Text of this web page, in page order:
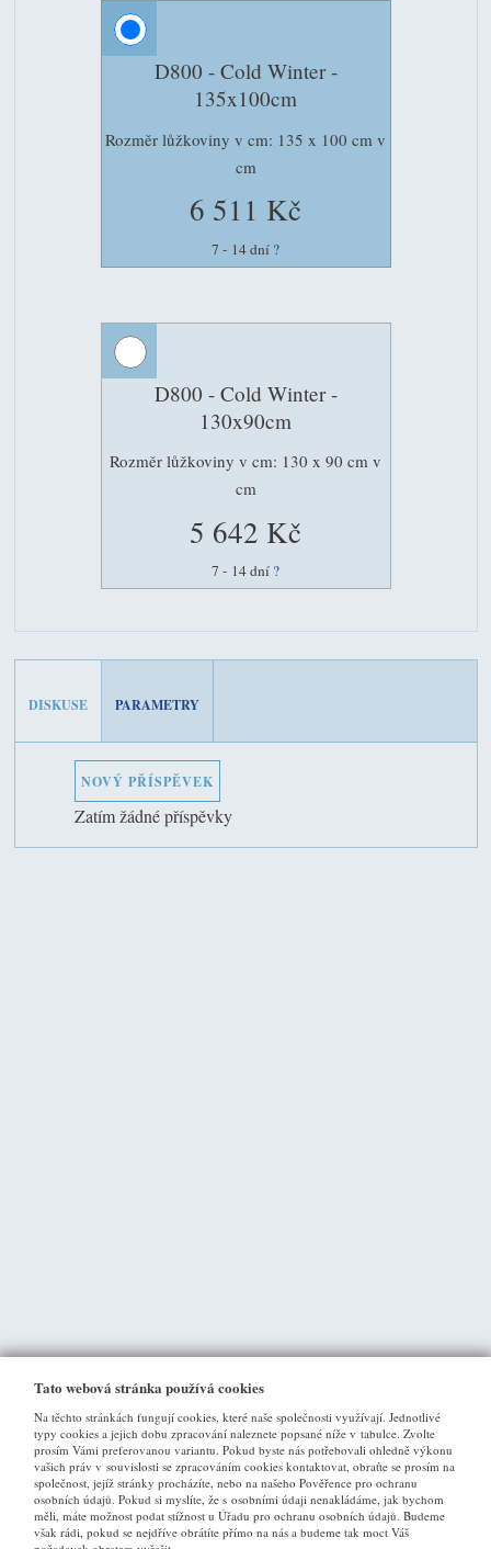
D800 - Cold Winter -
135x100cm
Rozměr lůžkoviny v cm: 135 x 100 cm v
cm
6 511 Kč
7 - 14 dní ?
D800 - Cold Winter -
130x90cm
Rozměr lůžkoviny v cm: 130 x 90 cm v
cm
5 642 Kč
7 - 14 dní ?
DISKUSE PARAMETRY
NOVÝ PŘÍSPĚVEK
Zatím žádné příspěvky
VŠE O NÁKUPU
Tato webová stránka používá cookies
Na těchto stránkách fungují cookies, které naše společnosti využívají. Jednotlivé
typy cookies a jejich dobu zpracování naleznete popsané níže v tabulce. Zvolte
prosím Vámi preferovanou variantu. Pokud byste nás potřebovali ohledně výkonu
vašich práv v souvislosti se zpracováním cookies kontaktovat, obraťte se prosím na
společnost, jejíž stránky procházíte, nebo na našeho Pověřence pro ochranu
osobních údajů. Pokud si myslíte, že s osobními údaji nenakládáme, jak bychom
měli, máte možnost podat stížnost u Úřadu pro ochranu osobních údajů. Budeme
však rádi, pokud se nejdříve obrátíte přímo na nás a budeme tak moct Váš